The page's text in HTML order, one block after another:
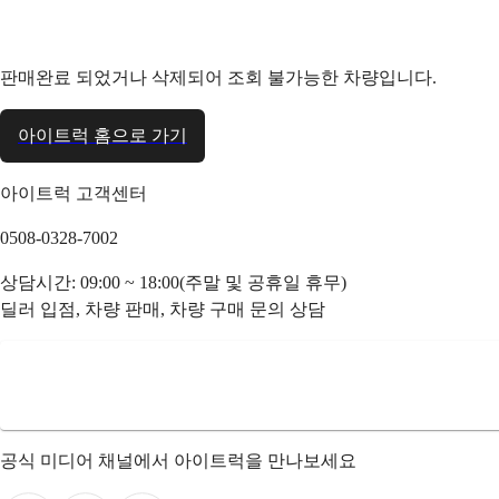
판매완료 되었거나 삭제되어 조회 불가능한 차량입니다.
아이트럭 홈으로 가기
아이트럭 고객센터
0508-0328-7002
상담시간: 09:00 ~ 18:00(주말 및 공휴일 휴무)
딜러 입점, 차량 판매, 차량 구매 문의 상담
공식 미디어 채널에서 아이트럭을 만나보세요